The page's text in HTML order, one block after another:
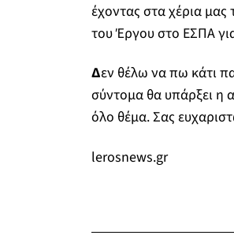
έχοντας στα χέρια
του Έργου στο ΕΣΠΑ
Δεν θέλω να πω κάτι
σύντομα θα υπάρξει η
όλο θέμα. Σας
lerosnews.gr